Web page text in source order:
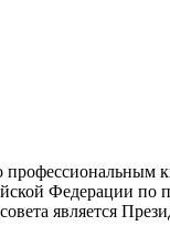
Федерации по
является